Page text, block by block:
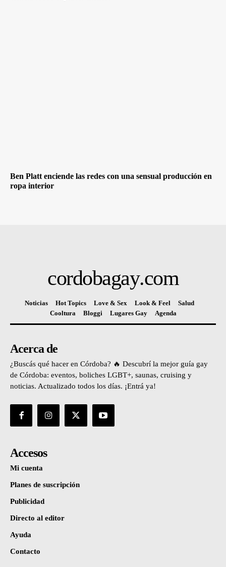
Ben Platt enciende las redes con una sensual producción en
ropa interior
cordobagay.com
Noticias Hot Topics Love & Sex Look & Feel
Salud
Cooltura
Bloggi Lugares Gay Agenda
Acerca de
¿Buscás qué hacer en Córdoba? 🔥 Descubrí la mejor guía gay
de Córdoba: eventos, boliches LGBT+, saunas, cruising y
noticias. Actualizado todos los días. ¡Entrá ya!
Accesos
Mi cuenta
Planes de suscripción
Publicidad
Directo al editor
Ayuda
Contacto